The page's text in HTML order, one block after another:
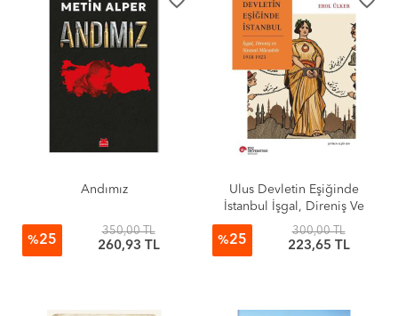
Andımız
%25
350,00 TL
260,93 TL
Ulus Devletin Eşiğinde
İstanbul İşgal, Direniş Ve
Siyasal Mücadele 1918-1923
%25
300,00 TL
223,65 TL